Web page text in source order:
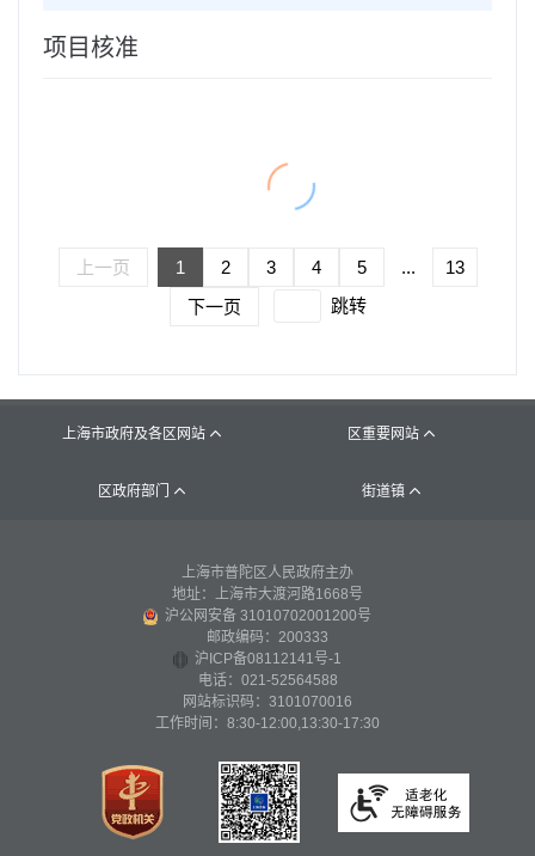
项目核准
上一页 1 2 3 4 5 ...
13
下一页
跳转
上海市政府及各区网站  区重要网站 
区政府部门  街道镇 
上海市普陀区人民政府主办
地址：上海市大渡河路1668号
沪公网安备 31010702001200号
邮政编码：200333
沪ICP备08112141号-1
电话：021-52564588
网站标识码：3101070016
工作时间：8:30-12:00,13:30-17:30